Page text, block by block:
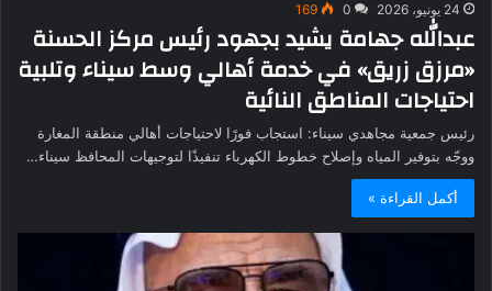
24 يونيو، 2026 0
169
عبدالله جهامة يشيد بجهود رئيس مركز الحسنة
«مرزق زريق» في خدمة أهالي وسط سيناء وتلبية
احتياجات المناطق النائية
رئيس جمعية مجاهدي سيناء: استجاب فورًا لاحتياجات أهالي منطقة المغارة
ووجّه بتوفير المياه وإصلاح خطوط الكهرباء تنفيذًا لتوجيهات المحافظ سيناء…
أكمل القراءة »